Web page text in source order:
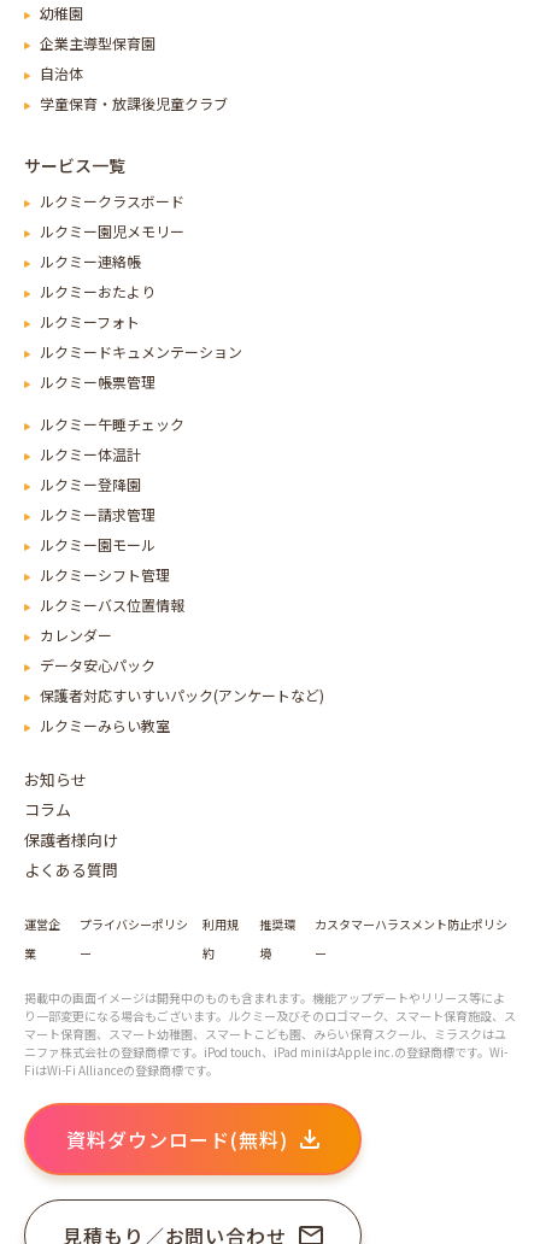
幼稚園
企業主導型保育園
自治体
学童保育・放課後児童クラブ
サービス一覧
ルクミークラスボード
ルクミー園児メモリー
ルクミー連絡帳
ルクミーおたより
ルクミーフォト
ルクミードキュメンテーション
ルクミー帳票管理
ルクミー午睡チェック
ルクミー体温計
ルクミー登降園
ルクミー請求管理
ルクミー園モール
ルクミーシフト管理
ルクミーバス位置情報
カレンダー
データ安心パック
保護者対応すいすいパック(アンケートなど)
ルクミーみらい教室
お知らせ
コラム
保護者様向け
よくある質問
運営企
業
プライバシーポリシ
ー
利用規
約
推奨環
境
カスタマーハラスメント防止ポリシ
ー
掲載中の画面イメージは開発中のものも含まれます。機能アップデートやリリース等によ
り一部変更になる場合もございます。ルクミー及びそのロゴマーク、スマート保育施設、ス
マート保育園、スマート幼稚園、スマートこども園、みらい保育スクール、ミラスクはユ
ニファ株式会社の登録商標です。iPod touch、iPad miniはApple inc.の登録商標です。Wi-
FiはWi-Fi Allianceの登録商標です。
資料ダウンロード(無料)
見積もり／お問い合わせ